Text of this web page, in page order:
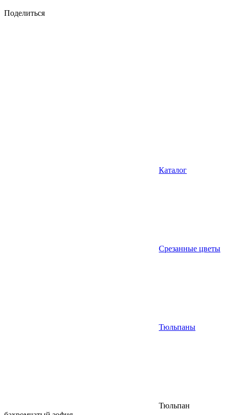
Поделиться
Каталог
Срезанные цветы
Тюльпаны
Тюльпан